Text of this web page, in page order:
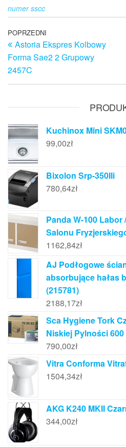
numer sscc
Nawigacja
wpisu
Poprzedni
wpis
POPRZEDNI
Astoria Ekspres Kolbowy
Forma Sae2 2 Grupowy
2457C
Kuchinox Mini
99,00zł
Bixolon Srp-350IIi
780,64zł
Panda W-100 Labor
Salonu
1162,84zł
AJ Podłogowe
absorbujące hałas
(215781)
2188,17zł
Sca Hygiene Tork
Niskiej Pylności
790,00zł
Vitra Conforma
1504,34zł
AKG K240 MKII
344,00zł